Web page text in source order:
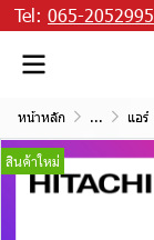
Tel: 065-2052995
หน้าหลัก ... แอร์
สินค้าใหม่